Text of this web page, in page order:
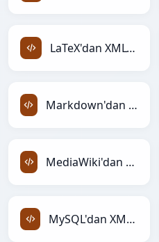
LaTeX'dan XML'ye
Markdown'dan XML'ye
MediaWiki'dan XML'ye
MySQL'dan XML'ye